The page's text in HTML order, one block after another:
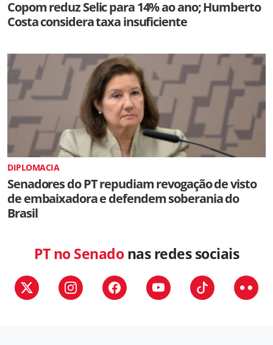
Copom reduz Selic para 14% ao ano; Humberto
Costa considera taxa insuficiente
DIPLOMACIA
Senadores do PT repudiam revogação de visto
de embaixadora e defendem soberania do
Brasil
PT no Senadonas redes sociais